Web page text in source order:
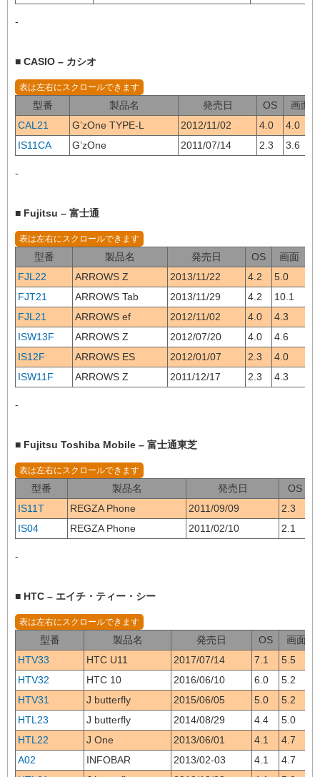
-
■ CASIO – カシオ
型番 製品名 発売日 OS
画面
CAL21
G’zOne TYPE-L 2012/11/02 4.0
4.0
IS11CA
G’zOne 2011/07/14 2.3 3.6
-
■ Fujitsu – 富士通
型番 製品名 発売日 OS
画面
FJL22
ARROWS Z 2013/11/22 4.2 5.0
FJT21
ARROWS Tab 2013/11/29 4.2 10.1
FJL21
ARROWS ef 2012/11/02 4.0 4.3
ISW13F
ARROWS Z 2012/07/20 4.0 4.6
IS12F
ARROWS ES 2012/01/07 2.3 4.0
ISW11F
ARROWS Z 2011/12/17 2.3 4.3
-
■ Fujitsu Toshiba Mobile – 富士通東芝
型番 製品名 発売日
OS
IS11T
REGZA Phone 2011/09/09 2.3
IS04
REGZA Phone 2011/02/10 2.1
-
■ HTC – エイチ・ティー・シー
型番 製品名 発売日 OS
画面
HTV33
HTC U11 2017/07/14 7.1 5.5
HTV32
HTC 10 2016/06/10 6.0 5.2
HTV31
J butterfly 2015/06/05 5.0 5.2
HTL23
J butterfly 2014/08/29 4.4 5.0
HTL22
J One 2013/06/01 4.1 4.7
A02
INFOBAR 2013/02-03 4.1 4.7